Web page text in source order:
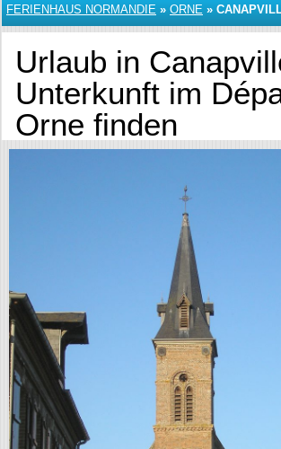
FERIENHAUS NORMANDIE » ORNE »
Urlaub in
Unterkunft im
Orne finden